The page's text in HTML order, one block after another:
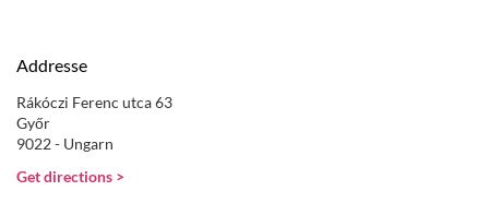
Addresse
Rákóczi Ferenc utca 63
Győr
9022 - Ungarn
Get directions >